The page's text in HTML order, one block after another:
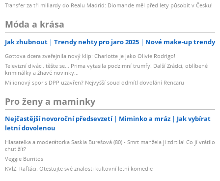
Transfer za tři miliardy do Realu Madrid: Diomande měl před lety působit v Česku!
Móda a krása
Jak zhubnout Trendy nehty pro jaro 2025 Nové make-up trendy
Gottova dcera zveřejnila nový klip: Charlotte je jako Olivie Rodrigo!
Televizní diváci, těšte se... Prima vytasila podzimní trumfy! Další Zrádci, oblíbené
kriminálky a žhavé novinky...
Milionový spor s DPP uzavřen? Nejvyšší soud odmítl dovolání Rencaru
Pro ženy a maminky
Nejčastější novoroční předsevzetí Miminko a mráz
Jak vybírat
letní dovolenou
Hlasatelka a moderátorka Saskia Burešová (80) - Smrt manžela ji zdrtila! Co jí vrátilo
chuť žít?
Veggie Burritos
KVÍZ: Rafťáci. Otestujte své znalosti kultovní letní komedie